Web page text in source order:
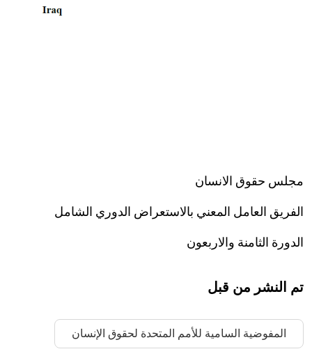
مجلس حقوق الانسان
الفريق العامل المعني بالاستعراض الدوري الشامل
الدورة الثامنة والاربعون
تم النشر من قبل
المفوضية السامية للأمم المتحدة لحقوق الإنسان